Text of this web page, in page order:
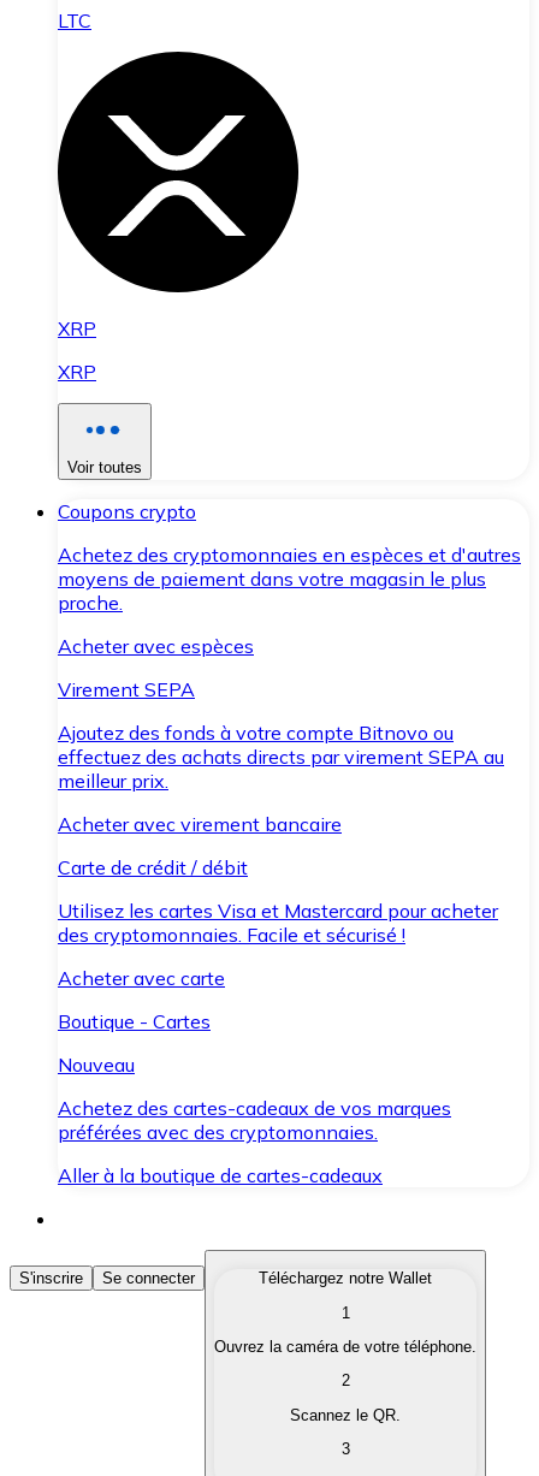
LTC
XRP
XRP
Voir toutes
Coupons crypto
Achetez des cryptomonnaies en espèces et d'autres
moyens de paiement dans votre magasin le plus
proche.
Acheter avec espèces
Virement SEPA
Ajoutez des fonds à votre compte Bitnovo ou
effectuez des achats directs par virement SEPA au
meilleur prix.
Acheter avec virement bancaire
Carte de crédit / débit
Utilisez les cartes Visa et Mastercard pour acheter
des cryptomonnaies. Facile et sécurisé !
Acheter avec carte
Boutique - Cartes
Nouveau
Achetez des cartes-cadeaux de vos marques
préférées avec des cryptomonnaies.
Aller à la boutique de cartes-cadeaux
Acheter des Cryptomonnaies
Achetez les cryptomonnaies qui vous intéressent
Convertissez vos cryptomonnaies en monnaie
S'inscrire Se connecter
Téléchargez notre Wallet
1
Ouvrez la caméra de votre téléphone.
2
Scannez le QR.
3